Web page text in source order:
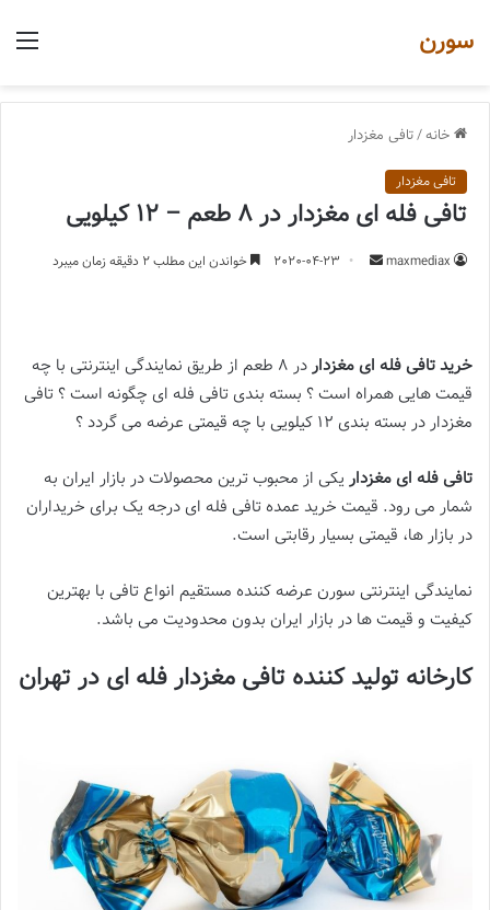
سورن
خانه/تافی مغزدار
تافی مغزدار
تافی فله ای مغزدار در 8 طعم – 12 کیلویی
maxmediax
ارسال 2020-04-23 خواندن این مطلب 2 دقیقه زمان میبرد
خرید تافی فله ای مغزدار
در 8 طعم از طریق نمایندگی اینترنتی با چه
قیمت هایی همراه است ؟ بسته بندی تافی فله ای چگونه است ؟ تافی
مغزدار در بسته بندی 12 کیلویی با چه قیمتی عرضه می گردد ؟
تافی فله ای مغزدار یکی از محبوب ترین محصولات در بازار ایران به
شمار می رود. قیمت خرید عمده تافی فله ای درجه یک برای خریداران
در بازار ها، قیمتی بسیار رقابتی است.
نمایندگی اینترنتی سورن عرضه کننده مستقیم انواع تافی با بهترین
کیفیت و قیمت ها در بازار ایران بدون محدودیت می باشد.
کارخانه تولید کننده تافی مغزدار فله ای در تهران